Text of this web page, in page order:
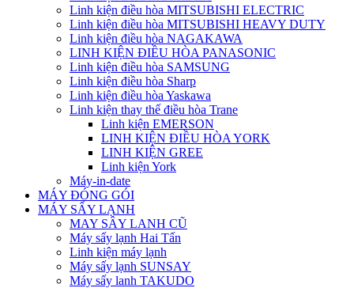
Linh kiện điều hòa MITSUBISHI ELECTRIC
Linh kiện điều hòa MITSUBISHI HEAVY DUTY
Linh kiện điều hòa NAGAKAWA
LINH KIỆN ĐIỀU HÒA PANASONIC
Linh kiện điều hòa SAMSUNG
Linh kiện điều hòa Sharp
Linh kiện điều hòa Yaskawa
Linh kiện thay thế điều hòa Trane
Linh kiện EMERSON
LINH KIỆN ĐIỀU HÒA YORK
LINH KIỆN GREE
Linh kiện York
Máy-in-date
MÁY ĐÓNG GÓI
MÁY SẤY LẠNH
MAY SÂY LANH CŨ
Máy sấy lạnh Hai Tấn
Linh kiện máy lạnh
Máy sấy lạnh SUNSAY
Máy sấy lanh TAKUDO